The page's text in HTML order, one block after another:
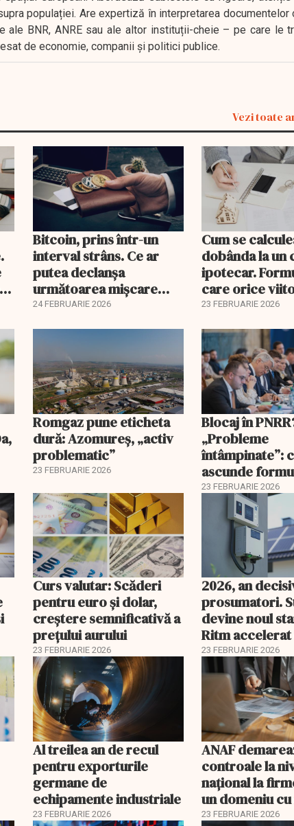
populației. Are expertiză în interpretarea documentelor
ale BNR, ANRE sau ale altor instituții-cheie – pe care le
de economie, companii și politici publice.
Vezi toate
Bitcoin, prins într-un
interval strâns. Ce ar
putea declanșa
următoarea mișcare
majoră?
24 FEBRUARIE 2026
Cum se
dobânda la un
ipotecar.
care orice
proprietar ar
23 FEBRUARIE 2026
Romgaz pune eticheta
dură: Azomureș, „activ
problematic”
23 FEBRUARIE 2026
Blocaj în
„Probleme
întâmpinate”:
ascunde
Guvernului
23 FEBRUARIE 2026
Curs valutar: Scăderi
pentru euro și dolar,
creștere semnificativă a
prețului aurului
23 FEBRUARIE 2026
2026, an
prosumatori.
devine noul
Ritm
investiții în
baterii
23 FEBRUARIE 2026
Al treilea an de recul
pentru exporturile
germane de
echipamente industriale
23 FEBRUARIE 2026
ANAF
controale la
naţional la
un domeniu
fiscal ridicat
23 FEBRUARIE 2026